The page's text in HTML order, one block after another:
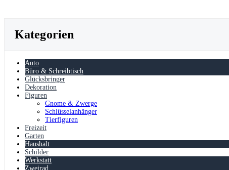
Kategorien
Auto
Büro & Schreibtisch
Glücksbringer
Dekoration
Figuren
Gnome & Zwerge
Schlüsselanhänger
Tierfiguren
Freizeit
Garten
Haushalt
Schilder
Werkstatt
Zweirad